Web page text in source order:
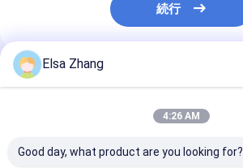
続行
推薦されたプロダクト
Elsa Zhang
4:26 AM
Good day, what product are you looking for?